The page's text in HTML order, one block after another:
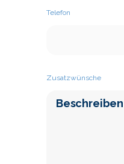
Telefon
Zusatzwünsche